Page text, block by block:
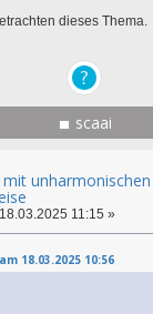
dieses Thema.
scaai
mit
18.03.2025 11:15 »
18.03.2025 10:56